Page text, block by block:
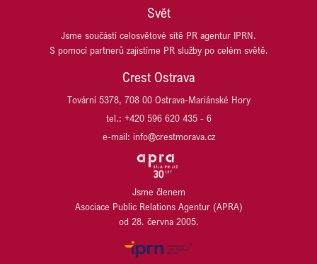
REALISM (DŘÍVE T.E)
SCHNEIDER ELECTRIC
UBM DEVELOPMENT CZECHIA
VARYÁDA KARLOVY VARY
HOCHTIEF DEVELOPMENT
ITT OSTRAVA
JRD/JRD GROUP
KB PENZIJNÍ SPOLEČNOST
LINDE MATERIAL HANDLING
Svět
Jsme součástí celosvětové sítě PR agentur IPRN.
S pomocí partnerů zajistíme PR služby po celém světě.
Crest Ostrava
Tovární 5378, 708 00 Ostrava-Mariánské Hory
tel.: +420 596 620 435 - 6
e-mail: info@crestmorava.cz
Jsme členem
Asociace Public Relations Agentur (APRA)
od 28. června 2005.